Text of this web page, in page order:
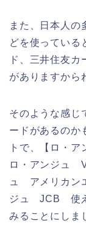
また、日本人の
どを使っている
ド、三井住友カ
がありますから
そのような感じ
ードがあるのか
トで、【ロ・
ロ・アンジュ
ュ アメリカン
ジュ JCB 使え
みることにしま